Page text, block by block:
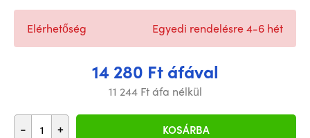
14 280 Ft áfával
11 244 Ft áfa nélkül
- + KOSÁRBA
Elérhetőség Egyedi rendelésre 4-6 hét